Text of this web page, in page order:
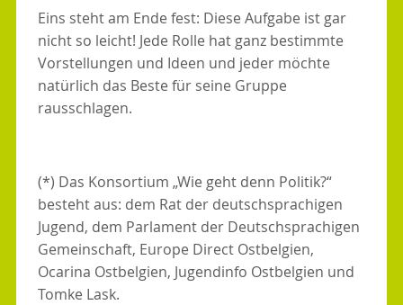
Eins steht am Ende fest: Diese Aufgabe ist gar
nicht so leicht! Jede Rolle hat ganz bestimmte
Vorstellungen und Ideen und jeder möchte
natürlich das Beste für seine Gruppe
rausschlagen.
(*) Das Konsortium „Wie geht denn Politik?“
besteht aus: dem Rat der deutschsprachigen
Jugend, dem Parlament der Deutschsprachigen
Gemeinschaft, Europe Direct Ostbelgien,
Ocarina Ostbelgien, Jugendinfo Ostbelgien und
Tomke Lask.